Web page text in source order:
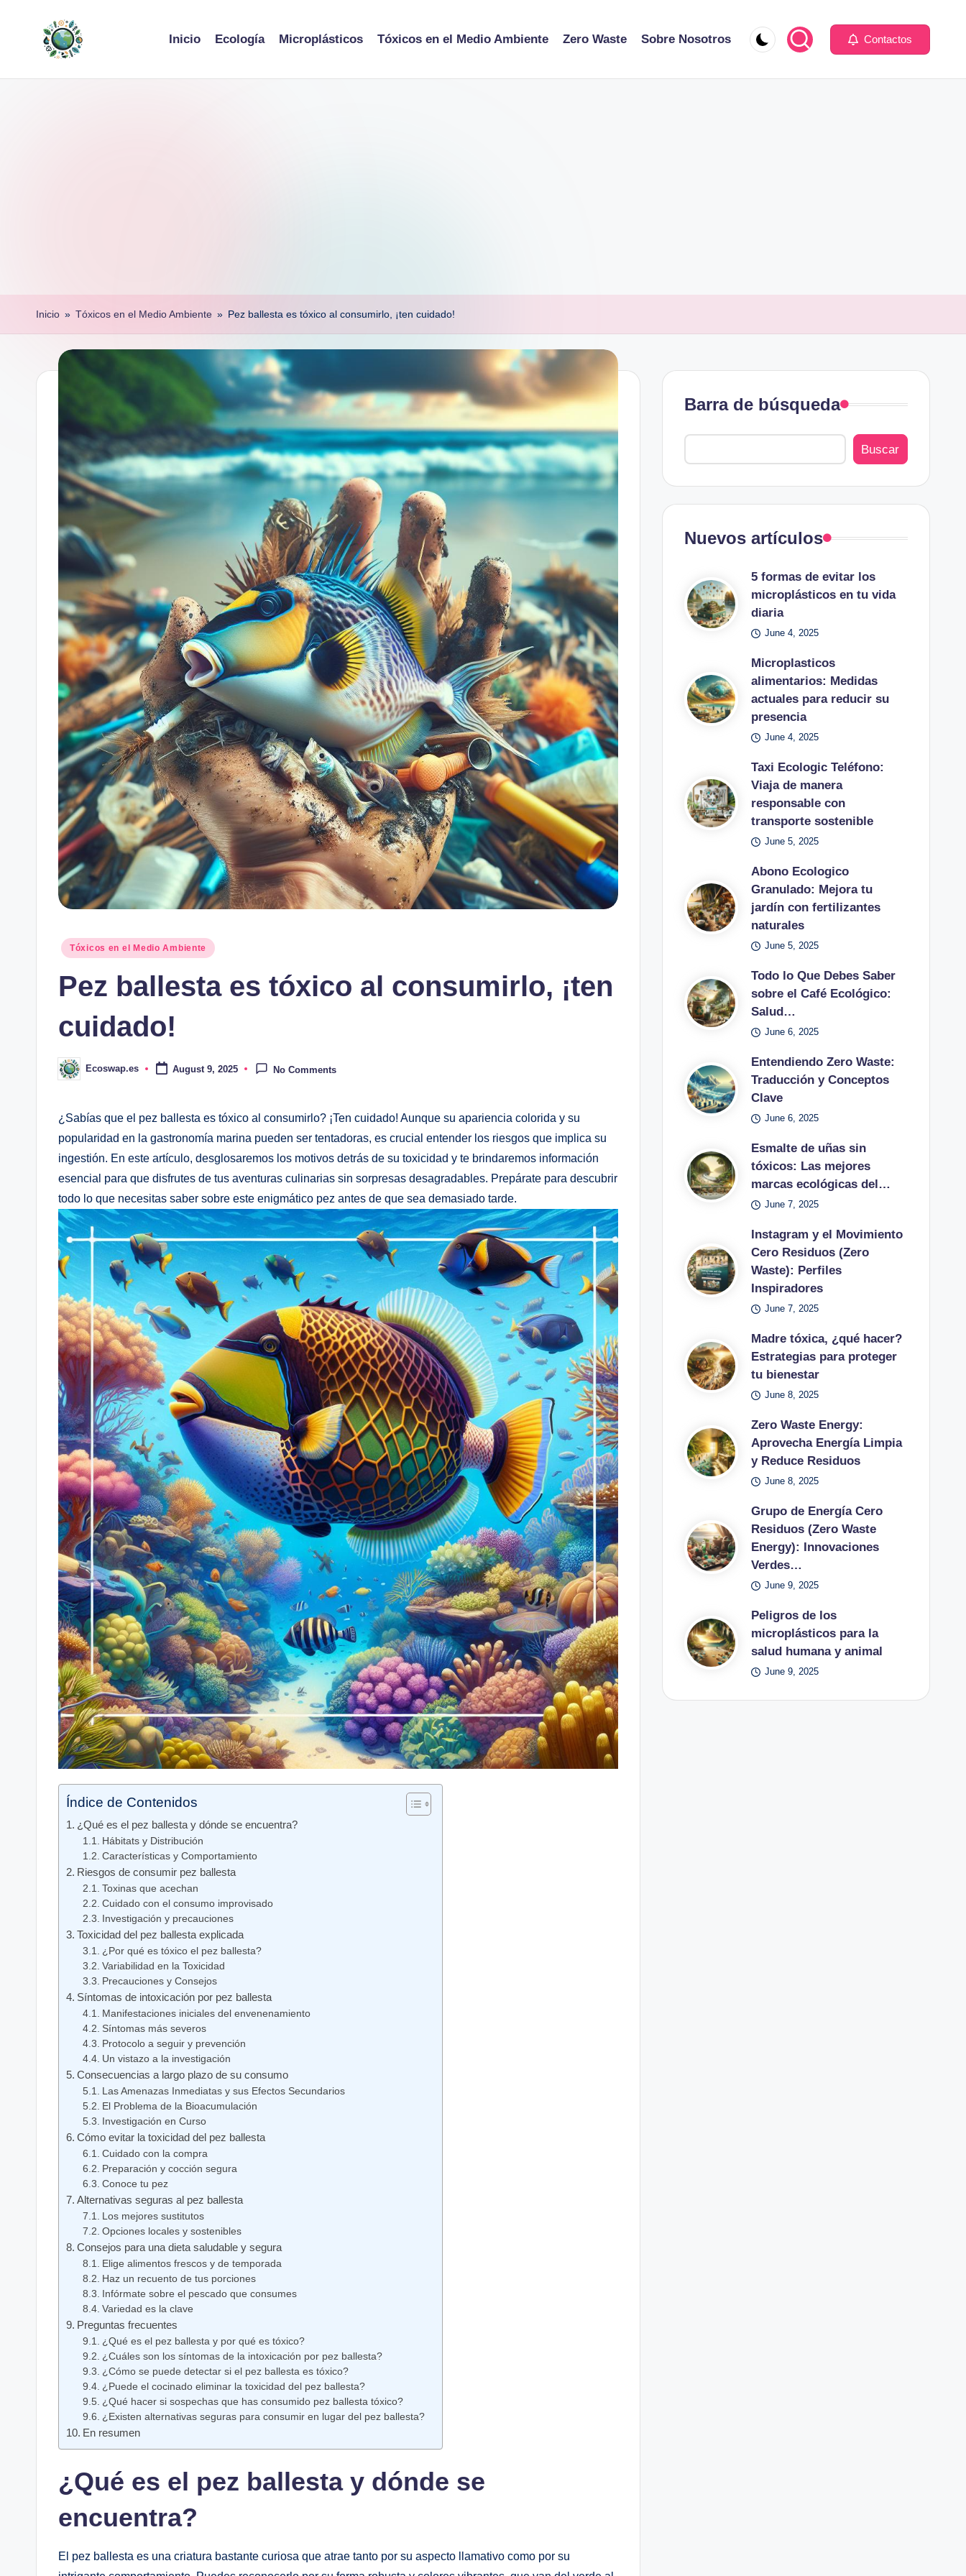
content
Inicio Ecología Microplásticos Tóxicos en el Medio Ambiente Zero Waste Sobre Nosotros Contactos
Inicio » Tóxicos en el Medio Ambiente » Pez ballesta es tóxico al consumirlo, ¡ten cuidado!
Posted
Tóxicos en el Medio Ambiente
Pez ballesta es tóxico al consumirlo, ¡ten
cuidado!
Posted
by
Ecoswap.es August 9, 2025 No Comments
¿Sabías que‌ el⁢ pez ballesta es tóxico al consumirlo? ¡Ten​ cuidado! ⁤Aunque su apariencia colorida‌ y ​su
popularidad en la gastronomía marina‌ pueden​ ser tentadoras, ⁢es crucial entender los riesgos‌ que implica su
ingestión. En este artículo, ⁤desglosaremos los motivos detrás de su ‍toxicidad y te brindaremos información⁤
esencial para que disfrutes de tus aventuras ⁣culinarias sin sorpresas⁢ desagradables. Prepárate para⁤ descubrir
todo lo que necesitas saber sobre⁤ este enigmático pez antes de ⁤que‍ sea demasiado tarde.
Índice de Contenidos
¿Qué es‍ el pez ballesta y dónde se encuentra?
Hábitats y Distribución
Características y Comportamiento
Riesgos de ⁢consumir pez ballesta
Toxinas‍ que acechan
Cuidado con el consumo improvisado
Investigación y precauciones
Toxicidad del‌ pez‍ ballesta explicada
¿Por qué es tóxico el ⁢pez ‌ballesta?
Variabilidad ⁢en la Toxicidad
Precauciones y⁢ Consejos
Síntomas de intoxicación por pez ​ballesta
Manifestaciones iniciales del envenenamiento
Síntomas⁣ más⁤ severos
Protocolo⁤ a seguir y prevención
Un vistazo a⁢ la investigación
Consecuencias a largo plazo⁢ de ‍su‌ consumo
Las Amenazas Inmediatas y sus Efectos Secundarios
El Problema de la Bioacumulación
Investigación ‍en Curso
Cómo evitar la toxicidad del pez‍ ballesta
Cuidado con ‍la compra
Preparación y cocción segura
Conoce tu pez
Alternativas seguras⁢ al pez‍ ballesta
Los mejores sustitutos
Opciones ‌locales⁤ y sostenibles
Consejos para una dieta saludable y⁣ segura
Elige alimentos frescos y de temporada
Haz ⁣un⁤ recuento de tus porciones
Infórmate sobre⁤ el pescado que⁢ consumes
Variedad es la clave
Preguntas frecuentes
¿Qué es ‌el pez ballesta y por qué es tóxico?
¿Cuáles son‌ los síntomas de la intoxicación por pez ballesta? ⁢
¿Cómo se puede detectar si el ‍pez ballesta es tóxico?⁤ ​
¿Puede el​ cocinado eliminar ⁤la ⁣toxicidad del ⁤pez ballesta?
¿Qué hacer si sospechas que has ‌consumido ⁤pez ballesta tóxico?⁣
¿Existen alternativas seguras para consumir en lugar del pez‍ ballesta? ⁣
En resumen
¿Qué es‍ el pez ballesta y dónde se
encuentra?
El ​pez ⁣ballesta es una criatura bastante‌ curiosa que ‌atrae tanto‍ por⁤ su ⁣aspecto llamativo como por su⁣
Barra de búsqueda
Buscar
Nuevos artículos
5 formas de evitar los
microplásticos en tu vida
diaria
June 4, 2025
Microplasticos
alimentarios: Medidas
actuales para reducir su
presencia
June 4, 2025
Taxi Ecologic Teléfono:
Viaja de manera
responsable con
transporte sostenible
June 5, 2025
Abono Ecologico
Granulado: Mejora tu
jardín con fertilizantes
naturales
June 5, 2025
Todo lo Que Debes Saber
sobre el Café Ecológico:
Salud…
June 6, 2025
Entendiendo Zero Waste:
Traducción y Conceptos
Clave
June 6, 2025
Esmalte de uñas sin
tóxicos: Las mejores
marcas ecológicas del…
June 7, 2025
Instagram y el Movimiento
Cero Residuos (Zero
Waste): Perfiles
Inspiradores
June 7, 2025
Madre tóxica, ¿qué hacer?
Estrategias para proteger
tu bienestar
June 8, 2025
Zero Waste Energy:
Aprovecha Energía Limpia
y Reduce Residuos
June 8, 2025
Grupo de Energía Cero
Residuos (Zero Waste
Energy): Innovaciones
Verdes…
June 9, 2025
Peligros de los
microplásticos para la
salud humana y animal
June 9, 2025